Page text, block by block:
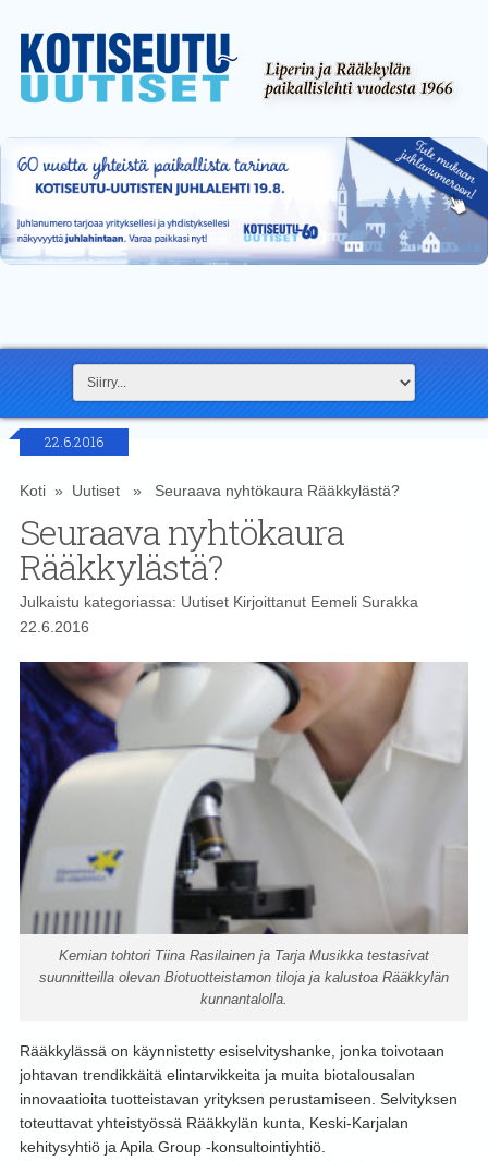
22.6.2016
Koti» Uutiset» Seuraava nyhtökaura Rääkkylästä?
Seuraava nyhtökaura
Rääkkylästä?
Julkaistu kategoriassa: UutisetKirjoittanut Eemeli Surakka
22.6.2016
Kemian tohtori Tiina Rasilainen ja Tarja Musikka testasivat
suunnitteilla olevan Biotuotteistamon tiloja ja kalustoa Rääkkylän
kunnantalolla.
Rääkkylässä on käynnistetty esiselvityshanke, jonka toivotaan
johtavan trendikkäitä elintarvikkeita ja muita biotalousalan
innovaatioita tuotteistavan yrityksen perustamiseen. Selvityksen
toteuttavat yhteistyössä Rääkkylän kunta, Keski-Karjalan
kehitysyhtiö ja Apila Group -konsultointiyhtiö.